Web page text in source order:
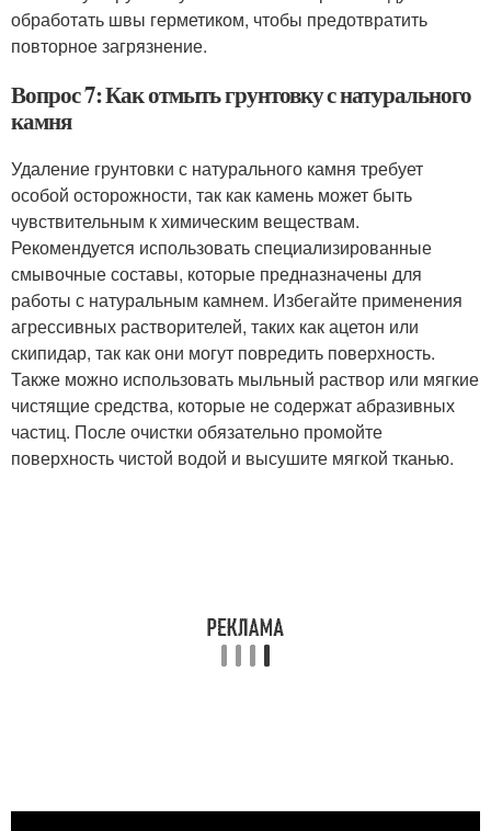
обработать швы герметиком, чтобы предотвратить
повторное загрязнение.
Вопрос 7: Как отмыть грунтовку с натурального
камня
Удаление грунтовки с натурального камня требует
особой осторожности, так как камень может быть
чувствительным к химическим веществам.
Рекомендуется использовать специализированные
смывочные составы, которые предназначены для
работы с натуральным камнем. Избегайте применения
агрессивных растворителей, таких как ацетон или
скипидар, так как они могут повредить поверхность.
Также можно использовать мыльный раствор или мягкие
чистящие средства, которые не содержат абразивных
частиц. После очистки обязательно промойте
поверхность чистой водой и высушите мягкой тканью.